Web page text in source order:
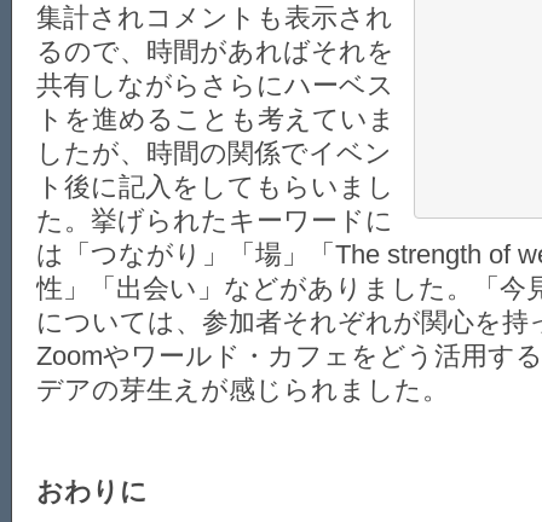
集計されコメントも表示され
るので、時間があればそれを
共有しながらさらにハーベス
トを進めることも考えていま
したが、時間の関係でイベン
ト後に記入をしてもらいまし
た。挙げられたキーワードに
は「つながり」「場」「The strength of
性」「出会い」などがありました。「今
については、参加者それぞれが関心を持
Zoomやワールド・カフェをどう活用す
デアの芽生えが感じられました。
おわりに